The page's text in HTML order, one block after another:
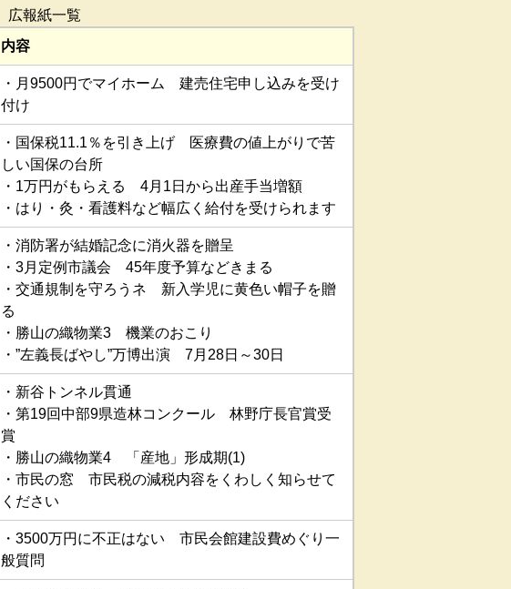
広報紙一覧
内容
・月9500円でマイホーム 建売住宅申し込みを受け
付け
・国保税11.1％を引き上げ 医療費の値上がりで苦
しい国保の台所
・1万円がもらえる 4月1日から出産手当増額
・はり・灸・看護料など幅広く給付を受けられます
・消防署が結婚記念に消火器を贈呈
・3月定例市議会 45年度予算などきまる
・交通規制を守ろうネ 新入学児に黄色い帽子を贈
る
・勝山の織物業3 機業のおこり
・”左義長ばやし”万博出演 7月28日～30日
・新谷トンネル貫通
・第19回中部9県造林コンクール 林野庁長官賞受
賞
・勝山の織物業4 「産地」形成期(1)
・市民の窓 市民税の減税内容をくわしく知らせて
ください
・3500万円に不正はない 市民会館建設費めぐり一
般質問